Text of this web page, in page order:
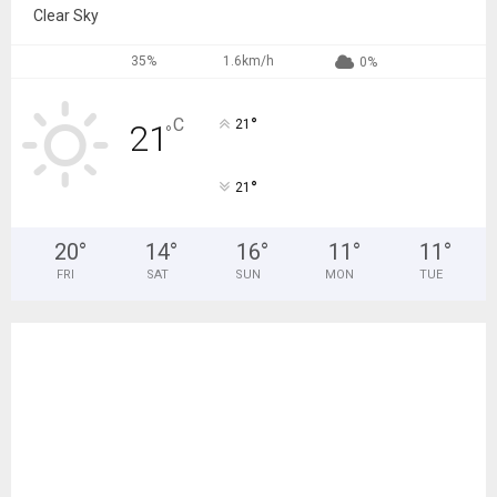
Clear Sky
35% 1.6km/h 0%
21°C 21 °
21 °
20°
FRI
14°
SAT
16°
SUN
11 °
MON
11 °
TUE